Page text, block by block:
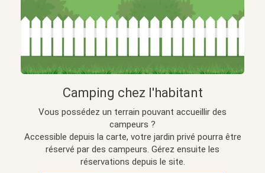
Camping chez l'habitant
Vous possédez un terrain pouvant accueillir des
campeurs ?
Accessible depuis la carte, votre jardin privé pourra être
réservé par des campeurs. Gérez ensuite les
réservations depuis le site.